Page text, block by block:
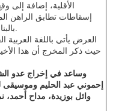
الأقلية، إضافة إلى
إسقاطات تطابق الراهن
العرض يأتي باللغة العربية
حيث ذكر المخرج أن هذا
وساعد في إخراج عدو
إحموني عبد الحليم
وائل بوزيدة، مداح أحمد،